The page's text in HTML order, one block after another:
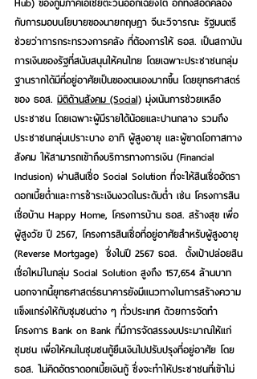
กับการมอบนโยบายของนายกฤษฎา จีนะวิจารณะ รัฐมนตรี
ช่วยว่าการกระทรวงการคลัง ที่ต้องการให้ ธอส. เป็นสถาบัน
การเงินของรัฐที่สนับสนุนให้คนไทย โดยเฉพาะประชาชนกลุ่ม
ฐานรากได้มีที่อยู่อาศัยเป็นของตนเองมากขึ้น โดยยุทธศาสตร์
ของ ธอส. มิติด้านสังคม (Social) มุ่งเน้นการช่วยเหลือ
ประชาชน โดยเฉพาะผู้มีรายได้น้อยและปานกลาง รวมถึง
ประชาชนกลุ่มเปราะบาง อาทิ ผู้สูงอายุ และผู้ขาดโอกาสทาง
สังคม ให้สามารถเข้าถึงบริการทางการเงิน (Financial
Inclusion) ผ่านสินเชื่อ Social Solution ที่จะให้สินเชื่ออัตรา
ดอกเบี้ยต่ำและการชำระเงินงวดในระดับต่ำ เช่น โครงการสิน
เชื่อบ้าน Happy Home, โครงการบ้าน ธอส. สร้างสุข เพื่อ
ผู้สูงวัย ปี 2567, โครงการสินเชื่อที่อยู่อาศัยสำหรับผู้สูงอายุ
(Reverse Mortgage)  ซึ่งในปี 2567 ธอส.  ตั้งเป้าปล่อยสิน
เชื่อใหม่ในกลุ่ม Social Solution สูงถึง 157,654 ล้านบาท
นอกจากนี้ยุทธศาสตร์ธนาคารยังมีแนวทางในการสร้างความ
แข็งแกร่งให้กับชุมชนต่าง ๆ ทั่วประเทศ ด้วยการจัดทำ
โครงการ Bank on Bank ที่มีการจัดสรรงบประมาณให้แก่
ชุมชน เพื่อให้คนในชุมชนกู้ยืมเงินไปปรับปรุงที่อยู่อาศัย โดย
ธอส. ไม่คิดอัตราดอกเบี้ยเงินกู้ ซึ่งจะทำให้ประชาชนที่เข้าไม่